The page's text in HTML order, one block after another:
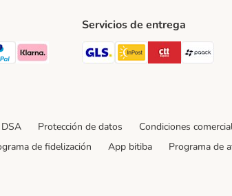
MethodMethod
Payment Method
Klarna Payment Method
Method
Servicios de entrega
GLS Shipping Method
InPost Shipping
DSA Protección de datos Condiciones
de fidelización App bitiba Programa de